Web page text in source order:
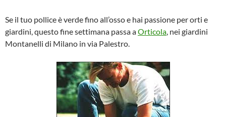
Se il tuo pollice è verde fino all’osso e hai passione per orti e
giardini, questo fine settimana passa aOrticola, nei giardini
Montanelli di Milano in via Palestro.